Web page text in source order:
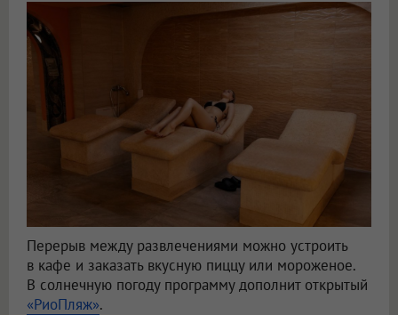
Перерыв между развлечениями можно устроить
в кафе и заказать вкусную пиццу или мороженое.
В солнечную погоду программу дополнит открытый
«РиоПляж».